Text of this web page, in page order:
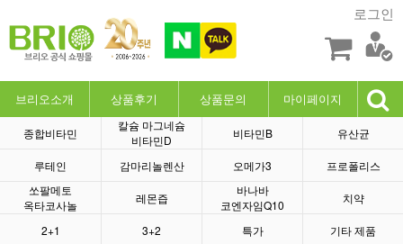
로그인
브리오소개 상품후기 상품문의 마이페이지
종합비타민
칼슘 마그네슘
비타민D
비타민B 유산균
루테인 감마리놀렌산 오메가3
프로폴리스
쏘팔메토
옥타코사놀
레몬즙
바나바
코엔자임Q10
치약
2+1 3+2 특가
기타 제품